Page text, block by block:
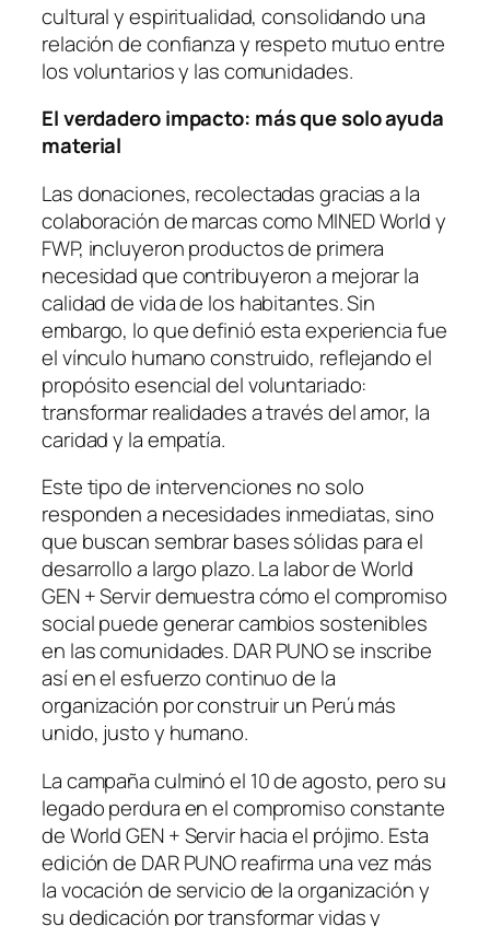
cultural y espiritualidad, consolidando una
relación de confianza y respeto mutuo entre
los voluntarios y las comunidades.
El verdadero impacto: más que solo ayuda
material
Las donaciones, recolectadas gracias a la
colaboración de marcas como MINED World y
FWP, incluyeron productos de primera
necesidad que contribuyeron a mejorar la
calidad de vida de los habitantes. Sin
embargo, lo que definió esta experiencia fue
el vínculo humano construido, reflejando el
propósito esencial del voluntariado:
transformar realidades a través del amor, la
caridad y la empatía.
Este tipo de intervenciones no solo
responden a necesidades inmediatas, sino
que buscan sembrar bases sólidas para el
desarrollo a largo plazo. La labor de World
GEN + Servir demuestra cómo el compromiso
social puede generar cambios sostenibles
en las comunidades. DAR PUNO se inscribe
así en el esfuerzo continuo de la
organización por construir un Perú más
unido, justo y humano.
La campaña culminó el 10 de agosto, pero su
legado perdura en el compromiso constante
de World GEN + Servir hacia el prójimo. Esta
edición de DAR PUNO reafirma una vez más
la vocación de servicio de la organización y
su dedicación por transformar vidas y